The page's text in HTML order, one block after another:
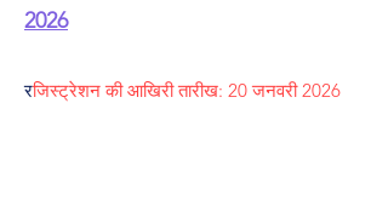
2026
रजिस्ट्रेशन की आखिरी तारीख: 20 जनवरी 2026